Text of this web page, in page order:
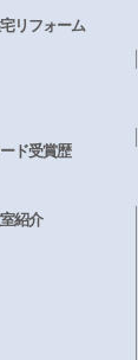
リフォーム
ド受賞歴
紹介